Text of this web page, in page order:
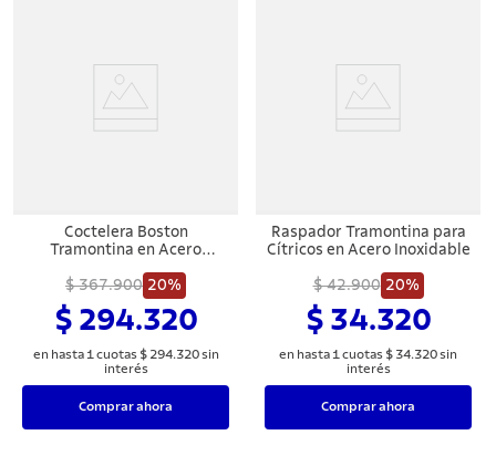
Coctelera Boston
Tramontina en Acero
$ 367.900 20%
$ 294.320
en hasta 1 cuotas $ 294.320sin
interés
Comprar ahora
Raspador Tramontina para
Cítricos en Acero Inoxidable
$ 42.900 20%
$ 34.320
en hasta 1 cuotas $ 34.320sin
interés
Comprar ahora